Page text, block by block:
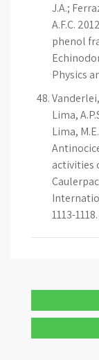
J.A.;
A.F.C.
phenol
Physics
Lima,
Lima,
activities
1113-1118.